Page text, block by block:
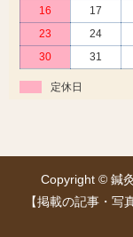
16
17
23
24
30
31
定休日
Copyright © 鍼
【掲載の記事・写